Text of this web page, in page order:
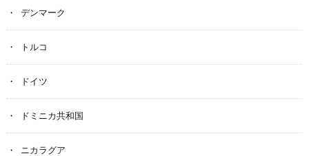
デンマーク
トルコ
ドイツ
ドミニカ共和国
ニカラグア